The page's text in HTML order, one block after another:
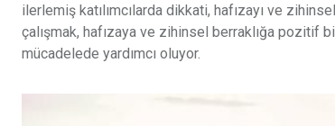
ilerlemiş katılımcılarda dikkati, hafızayı ve
çalışmak, hafızaya ve zihinsel berraklığa pozitif
mücadelede yardımcı oluyor.